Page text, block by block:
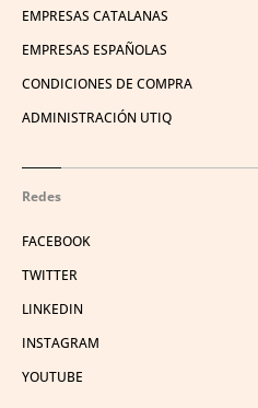
EMPRESAS CATALANAS
EMPRESAS ESPAÑOLAS
CONDICIONES DE COMPRA
ADMINISTRACIÓN UTIQ
Redes
FACEBOOK
TWITTER
LINKEDIN
INSTAGRAM
YOUTUBE